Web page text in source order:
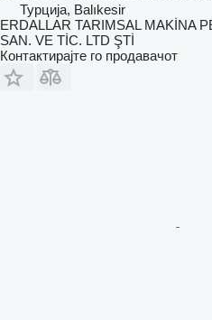
Турција, Balıkesir
ERDALLAR TARIMSAL MAKİNA
SAN. VE TİC. LTD ŞTİ
Контактирајте го продавачот